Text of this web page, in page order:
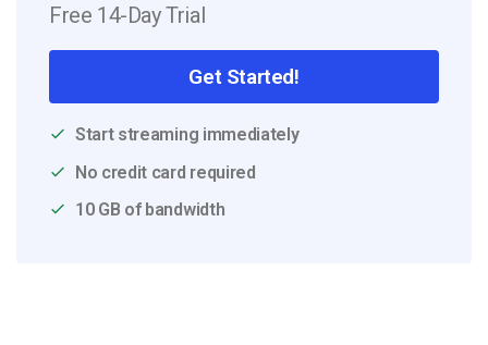
Free 14-Day Trial
Get Started!
Start streaming immediately
No credit card required
10 GB of bandwidth